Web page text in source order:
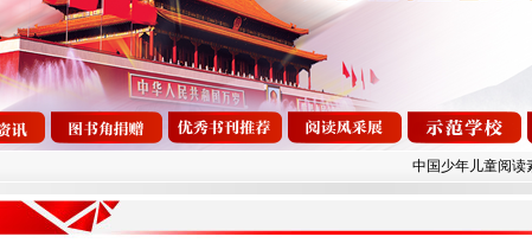
中国少年儿童阅读素养